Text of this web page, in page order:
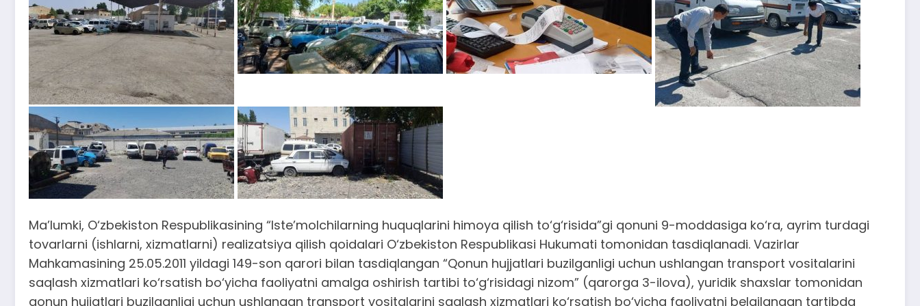
Ma’lumki, O‘zbekiston Respublikasining “Iste’molchilarning huquqlarini himoya qilish to‘g‘risida”gi qonuni 9-moddasiga ko‘ra, ayrim turdagi
tovarlarni (ishlarni, xizmatlarni) realizatsiya qilish qoidalari O‘zbekiston Respublikasi Hukumati tomonidan tasdiqlanadi. Vazirlar
Mahkamasining 25.05.2011 yildagi 149-son qarori bilan tasdiqlangan “Qonun hujjatlari buzilganligi uchun ushlangan transport vositalarini
saqlash xizmatlari ko‘rsatish bo‘yicha faoliyatni amalga oshirish tartibi to‘g‘risidagi nizom” (qarorga 3-ilova), yuridik shaxslar tomonidan
qonun hujjatlari buzilganligi uchun ushlangan transport vositalarini saqlash xizmatlari ko‘rsatish bo‘yicha faoliyatni belgilangan tartibda